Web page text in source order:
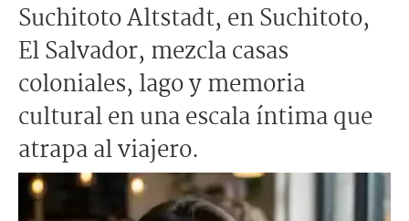
Suchitoto Altstadt, en Suchitoto,
El Salvador, mezcla casas
coloniales, lago y memoria
cultural en una escala íntima que
atrapa al viajero.